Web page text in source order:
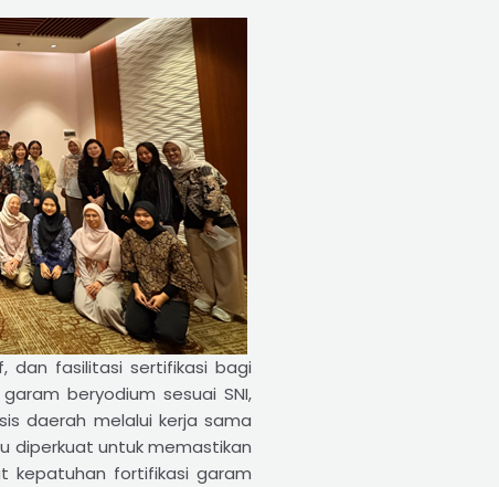
dan fasilitasi sertifikasi bagi
beryodium sesuai SNI,
daerah melalui kerja sama
diperkuat untuk memastikan
kepatuhan fortifikasi garam